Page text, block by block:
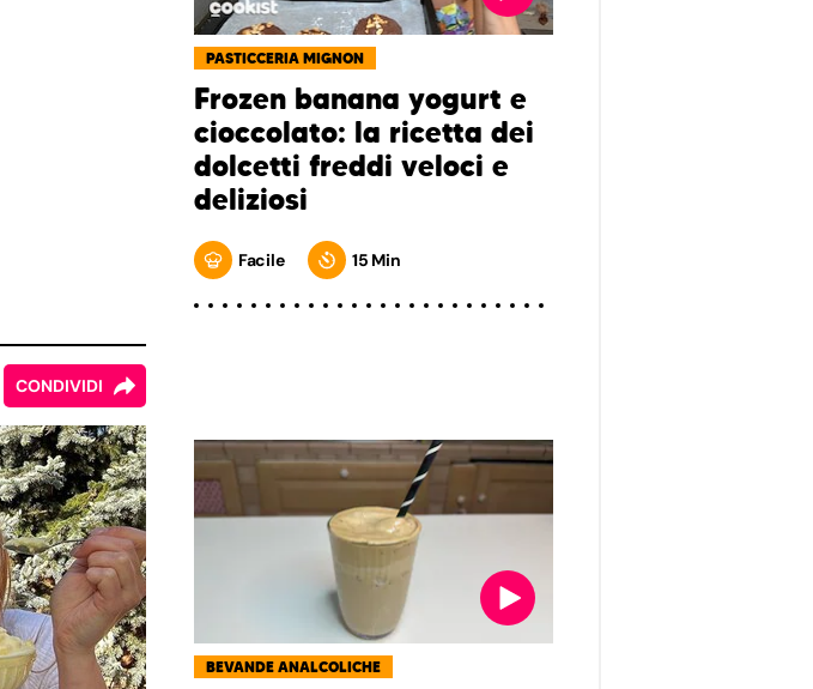
CONDIVIDI
PASTICCERIA MIGNON
Frozen banana yogurt e
cioccolato: la ricetta dei
dolcetti freddi veloci e
deliziosi
Facile 15 Min
BEVANDE ANALCOLICHE